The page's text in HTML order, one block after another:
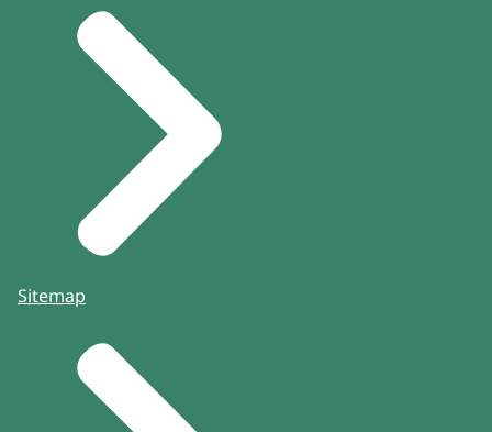
Sitemap